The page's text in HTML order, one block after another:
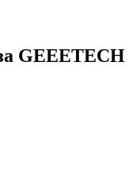
GEEETECH